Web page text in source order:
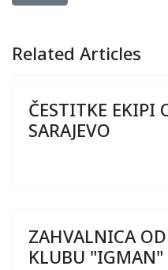
Related Articles
ČESTITKE EKIPI
SARAJEVO
ZAHVALNICA
KLUBU